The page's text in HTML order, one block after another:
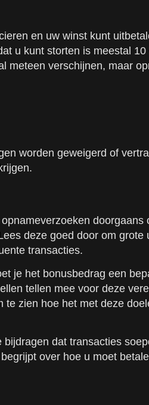
en uw winst kunt
u kunt storten is meestal
meteen verschijnen, maar
worden geweigerd of
doorgaans
deze goed door om grote
transacties.
je het bonusbedrag een
tellen mee voor deze
zien hoe het met deze
dat transacties
over hoe u moet